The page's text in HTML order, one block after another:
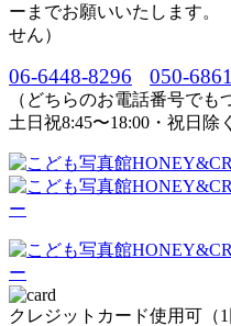
ーまでお願いいたします。
せん）
06-6448-8296 050-
（どちらのお電話番号でも
土日祝8:45〜18:00・祝日除
クレジットカード使用可（1